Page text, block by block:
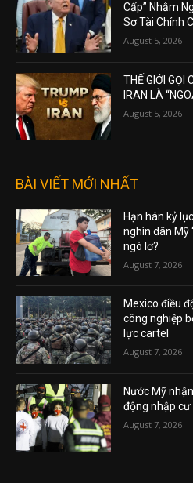
Cấp” Nhằm
Sơ Tài Chính
August 5, 2026
THẾ GIỚI GỌI
IRAN LÀ
August 5, 2026
BÀI VIẾT MỚI NHẤT
Hạn hán kỷ
nghìn dân Mỹ
ngó lơ?
August 7, 2026
Mexico điều
công nghiệp
lực cartel
August 7, 2026
Nước Mỹ
động nhập cư
August 7, 2026